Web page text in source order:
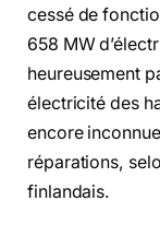
cessé de
658 MW
heureusement
électricité des
encore
réparations,
finlandais.